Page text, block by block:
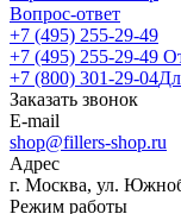
Вопрос-ответ
+7 (495) 255-29-49
+7 (495) 255-29-49
+7 (800) 301-29-04
Заказать звонок
E-mail
shop@fillers-shop.ru
Адрес
г. Москва, ул.
Режим работы